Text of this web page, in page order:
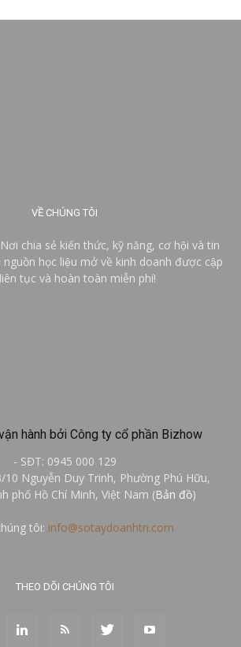
VỀ CHÚNG TÔI
chia sẻ kiến thức, kỹ năng, cơ hội và tin
học liệu mở về kinh doanh được cập
tục và hoàn toàn miễn phí!
hành bởi Công ty cổ phần Bizhow
- SĐT: 0945 000 129
10 Nguyễn Duy Trinh, Phường Phú Hữu,
phố Hồ Chí Minh, Việt Nam (Bản đồ)
tôi: info@sotaydoanhtri.com
THEO DÕI CHÚNG TÔI